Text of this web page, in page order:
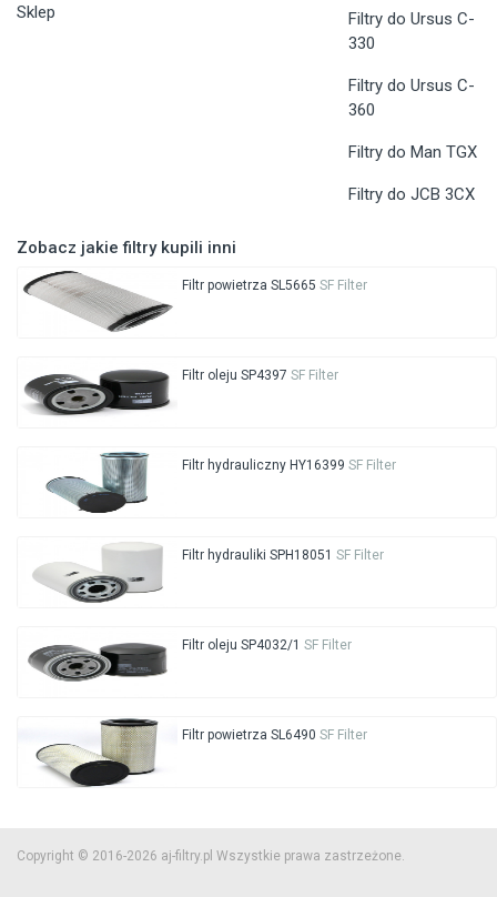
Sklep
Filtry do Ursus C-
330
Filtry do Ursus C-
360
Filtry do Man TGX
Filtry do JCB 3CX
Zobacz jakie filtry kupili inni
Filtr powietrza SL5665 SF Filter
Filtr oleju SP4397 SF Filter
Filtr hydrauliczny HY16399 SF Filter
Filtr hydrauliki SPH18051 SF Filter
Filtr oleju SP4032/1 SF Filter
Filtr powietrza SL6490 SF Filter
Copyright © 2016-2026 aj-filtry.pl Wszystkie prawa zastrzeżone.